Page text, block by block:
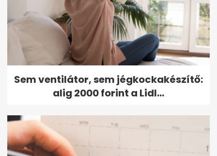
Sem ventilátor, sem jégkockakészítő:
alig 2000 forint a Lidl...